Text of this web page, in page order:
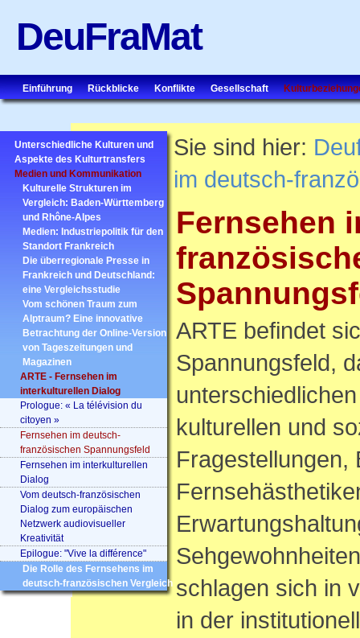
DeuFraMat
Einführung Rückblicke Konflikte Gesellschaft
Unterschiedliche Kulturen und
Aspekte des Kulturtransfers
Medien und Kommunikation
Kulturelle Strukturen im
Vergleich: Baden-Württemberg
und Rhône-Alpes
Medien: Industriepolitik für den
Standort Frankreich
Die überregionale Presse in
Frankreich und Deutschland:
eine Vergleichsstudie
Vom schönen Traum zum
Alptraum? Eine innovative
Betrachtung der Online-Version
von Tageszeitungen und
Magazinen
ARTE - Fernsehen im
interkulturellen Dialog
Prologue: « La télévision du
citoyen »
Fernsehen im deutsch-
französischen Spannungsfeld
Fernsehen im interkulturellen
Dialog
Vom deutsch-französischen
Dialog zum europäischen
Netzwerk audiovisueller
Kreativität
Epilogue: "Vive la différence"
Die Rolle des Fernsehens im
deutsch-französischen Vergleich
Sie sind hier:
im deutsch-
Fernsehen
ARTE befindet
Spannungsfeld,
kulturellen und
Fragestellungen,
schlagen sich in
in der